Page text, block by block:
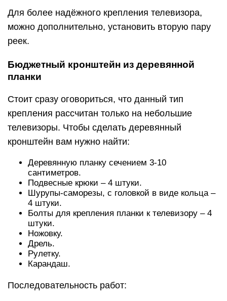
Для более надёжного крепления телевизора,
можно дополнительно, установить вторую пару
реек.
Бюджетный кронштейн из деревянной
планки
Стоит сразу оговориться, что данный тип
крепления рассчитан только на небольшие
телевизоры. Чтобы сделать деревянный
кронштейн вам нужно найти:
Деревянную планку сечением 3-10
сантиметров.
Подвесные крюки – 4 штуки.
Шурупы-саморезы, с головкой в виде кольца –
4 штуки.
Болты для крепления планки к телевизору – 4
штуки.
Ножовку.
Дрель.
Рулетку.
Карандаш.
Последовательность работ: